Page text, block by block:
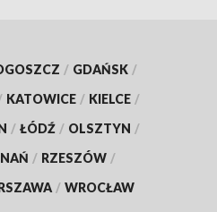
/ GDAŃSK /
KATOWICE / KIELCE /
/ ŁÓDŹ / OLSZTYN /
/ RZESZÓW /
/ WROCŁAW